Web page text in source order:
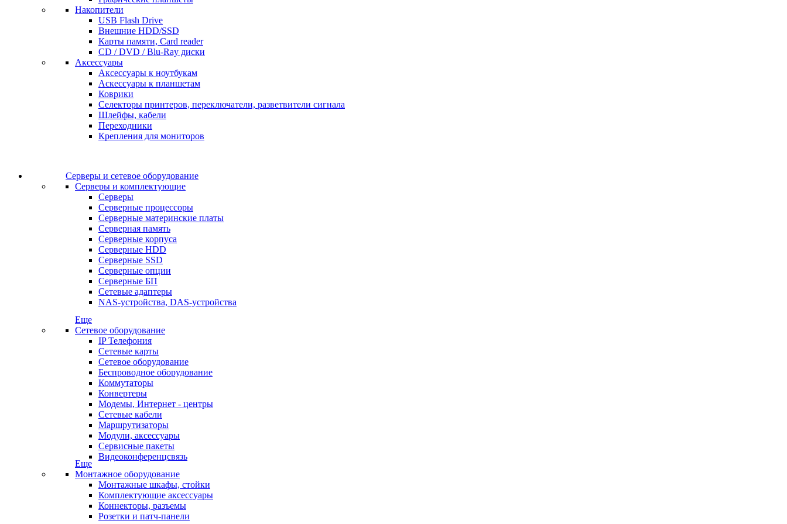
Накопители
USB Flash Drive
Внешние HDD/SSD
Карты памяти, Card reader
CD / DVD / Blu-Ray диски
Аксессуары
Аксессуары к ноутбукам
Аскессуары к планшетам
Коврики
Селекторы принтеров, переключатели, разветвители сигнала
Шлейфы, кабели
Переходники
Крепления для мониторов
Серверы и сетевое оборудование
Серверы и комплектующие
Серверы
Серверные процессоры
Серверные материнские платы
Серверная память
Серверные корпуса
Серверные HDD
Серверные SSD
Серверные опции
Серверные БП
Сетевые адаптеры
NAS-устройства, DAS-устройства
Еще
Сетевое оборудование
IP Телефония
Сетевые карты
Сетевое оборудование
Беспроводное оборудование
Коммутаторы
Конвертеры
Модемы, Интернет - центры
Сетевые кабели
Маршрутизаторы
Модули, аксессуары
Сервисные пакеты
Видеоконференцсвязь
Еще
Монтажное оборудование
Монтажные шкафы, стойки
Комплектующие аксессуары
Коннекторы, разъемы
Розетки и патч-панели